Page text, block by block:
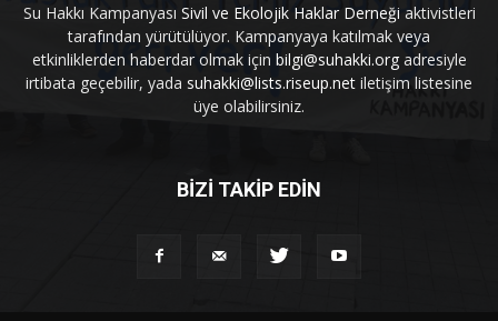
Su Hakkı Kampanyası Sivil ve Ekolojik Haklar Derneği aktivistleri
tarafından yürütülüyor. Kampanyaya katılmak veya
etkinliklerden haberdar olmak için bilgi@suhakki.orgadresiyle
irtibata geçebilir, yada suhakki@lists.riseup.net iletişim listesine
üye olabilirsiniz.
BİZİ TAKİP EDİN